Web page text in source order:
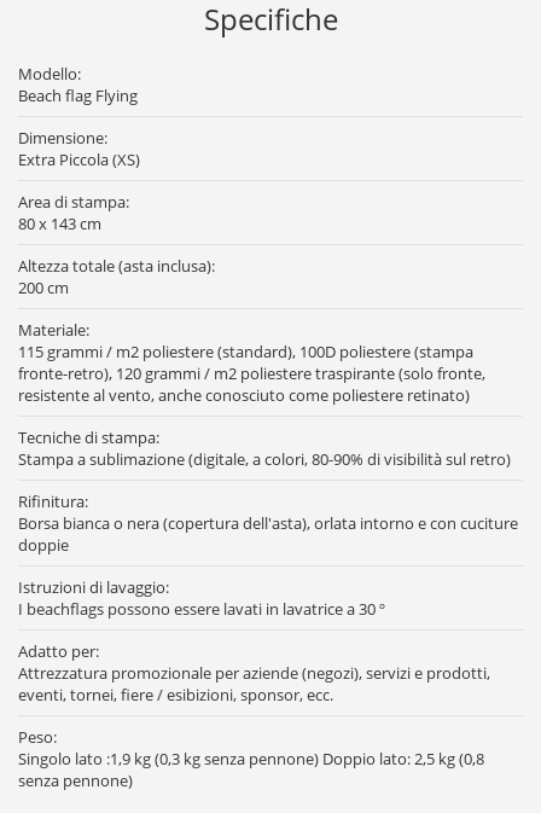
Specifiche
Modello:
Beach flag Flying
Dimensione:
Extra Piccola (XS)
Area di stampa:
80 x 143 cm
Altezza totale (asta inclusa):
200 cm
Materiale:
115 grammi / m2 poliestere (standard), 100D poliestere (stampa
fronte-retro), 120 grammi / m2 poliestere traspirante (solo fronte,
resistente al vento, anche conosciuto come poliestere retinato)
Tecniche di stampa:
Stampa a sublimazione (digitale, a colori, 80-90% di visibilità sul retro)
Rifinitura:
Borsa bianca o nera (copertura dell'asta), orlata intorno e con cuciture
doppie
Istruzioni di lavaggio:
I beachflags possono essere lavati in lavatrice a 30 º
Adatto per:
Attrezzatura promozionale per aziende (negozi), servizi e prodotti,
eventi, tornei, fiere / esibizioni, sponsor, ecc.
Peso:
Singolo lato :1,9 kg (0,3 kg senza pennone) Doppio lato: 2,5 kg (0,8
senza pennone)